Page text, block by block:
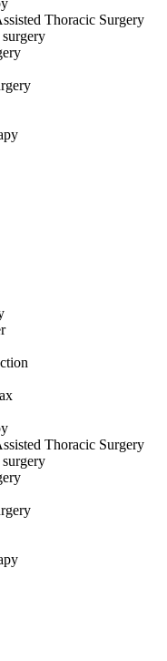
Thoracic Surgery
Thoracic Surgery